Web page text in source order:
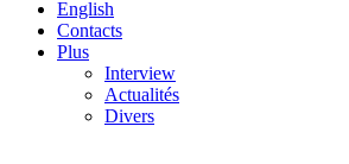
English
Contacts
Plus
Interview
Actualités
Divers